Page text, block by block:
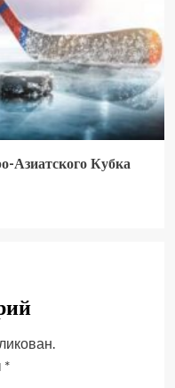
Азиатского Кубка
*